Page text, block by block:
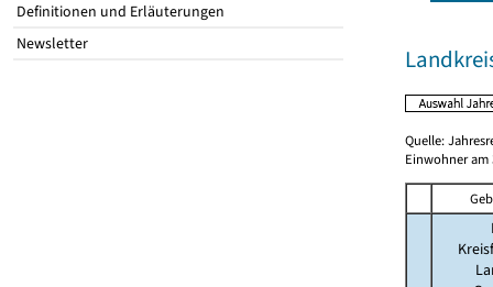
Definitionen und Erläuterungen
Newsletter
Quelle:
Einwohner am